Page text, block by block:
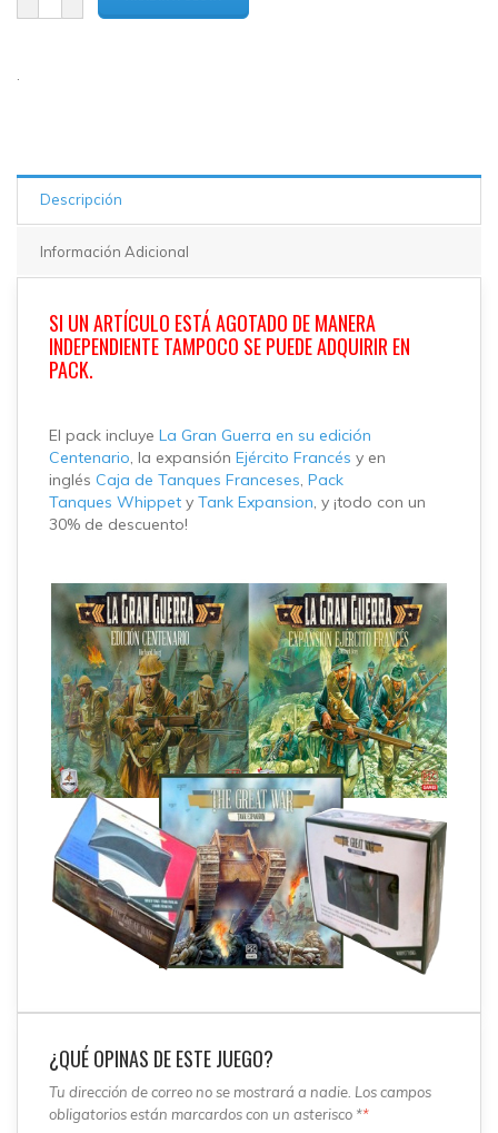
Descripción
Información Adicional
SI UN ARTÍCULO ESTÁ AGOTADO DE MANERA
INDEPENDIENTE TAMPOCO SE PUEDE ADQUIRIR EN
PACK.
El pack incluye La Gran Guerra en su edición
Centenario , la expansión Ejército Francés y en
inglés Caja de Tanques Franceses Pack
Tanques Whippet y Tank Expansion , y ¡todo con un
30% de descuento!
¿QUÉ OPINAS DE ESTE JUEGO?
Tu dirección de correo no se mostrará a nadie. Los campos
obligatorios están marcardos con un asterisco **